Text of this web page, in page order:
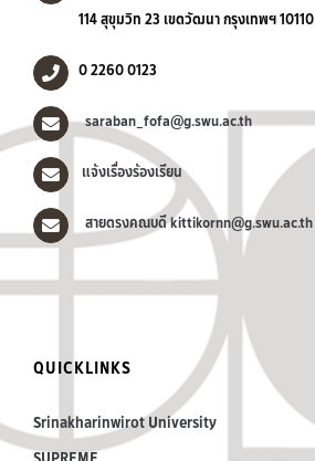
114 สุขุมวิท 23 เขตวัฒนา กรุงเทพฯ 10110
0 2260 0123
saraban_fofa@g.swu.ac.th
แจ้งเรื่องร้องเรียน
สายตรงคณบดี kittikornn@g.swu.ac.th
QUICKLINKS
Srinakharinwirot University